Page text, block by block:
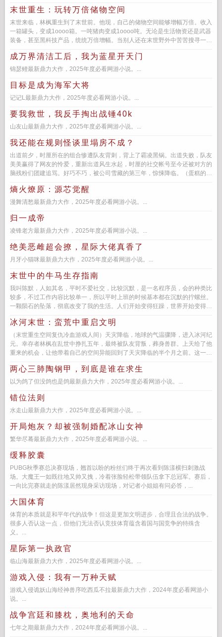
末世重生：玩转万倍储物空间
末世来临，林枫重生到了末世前。他现，自己的储物空间能够增幅万倍。收入
一箱罐头，变成1oooo箱。一吨猪肉变成1oooo吨。无论是生活物资还是武器
装备，甚至黑科技产品，统统万倍增幅。当别人还在末世野外中苦苦搜寻一点
成万界清洁工后，我为蓝星开天门
锦瑟鲤最新鼎力大作，2025年度必看网游小说。...
目标是成为海军大将
记记L最新鼎力大作，2025年度必看网游小说。...
要我救世，我反手掏出战锤40k
山友山最新鼎力大作，2025年度必看网游小说。...
我还能在规则怪谈里塌房不成？
出道前夕，时厘所在的组合惨遭队友背刺，背上了霸凌黑锅。出道失败，队友
美美赢得了网友的怜爱，重新出道风生水起，时厘的社交帐号至今还被对方的
脑残粉们团建追骂。好巧不巧，被公司雪藏的第三年，惊悚降临。（蛋糕的烛
熵火燎原：源芯觉醒
漫舞清愁最新鼎力大作，2025年度必看网游小说。...
归一成帝
凌锋老方最新鼎力大作，2025年度必看网游小说。...
绝美恶雌超会撩，星际大佬真香了
月牙小猫咪最新鼎力大作，2025年度必看网游小说。...
末世中的牛马生存指南
我叫陈默，人如其名，平时不爱社交，比较沉默，是一名程序员，会的种类比
较多，不过工作内容比较单一，所以平时上班的时候基本都在沉默的拧螺丝。
一颗陨石的坠落，彻底改变了我的生活。人们开始变得狂躁，世界开始变得危
冰河末世：蛮荒中重启文明
（末世重生空间复仇冷血游戏人间）天灾降临，地球的气温骤降，进入冰河纪
元。幸存者林枫在乱世中挣扎五年，最终被队友背叛，葬身兽群。上天给了他
重来的机会，让他带着自己的空间异能回到了天灾降临的半个月之前。这一
两心三肺陶钢甲，到底是谁在求生
以为鸽了但没鸽也是鸽最新鼎力大作，2025年度必看网游小说。...
错位法则
水走山最新鼎力大作，2025年度必看网游小说。...
开局炮灰？却被强制婚配冰山女神
繁华尽蓦最新鼎力大作，2025年度必看网游小说。...
缓释胶囊
PUBG秋季赛总决赛现场，翘首以盼的粉丝们终于再次看到陈漾横扫刺激战
场。大魔王一如既往地又帅又拽，冷着张脸轻松带领队伍拿下总冠军。赛后，
一向比完赛就走的陈漾居然现身采访现场，对记者小姐姐有问必答，...
大国体育
体育的本质就是和平年代的战争！但这是更加文明进步，合理且合法的战争。
很多人否认这一点，但他们无法否认竞技体育蕴含着国与国竞争的特殊含
义。...
星际第一执政官
临山海最新鼎力大作，2025年度必看网游小说。...
游戏入侵：我有一万种天赋
游戏入侵诡妖山海经神兽序吃西瓜不拉最新鼎力大作，2024年度必看网游小
说。...
战争宫廷和膝枕，奥地利的天命
七年之期最新鼎力大作，2024年度必看网游小说。...